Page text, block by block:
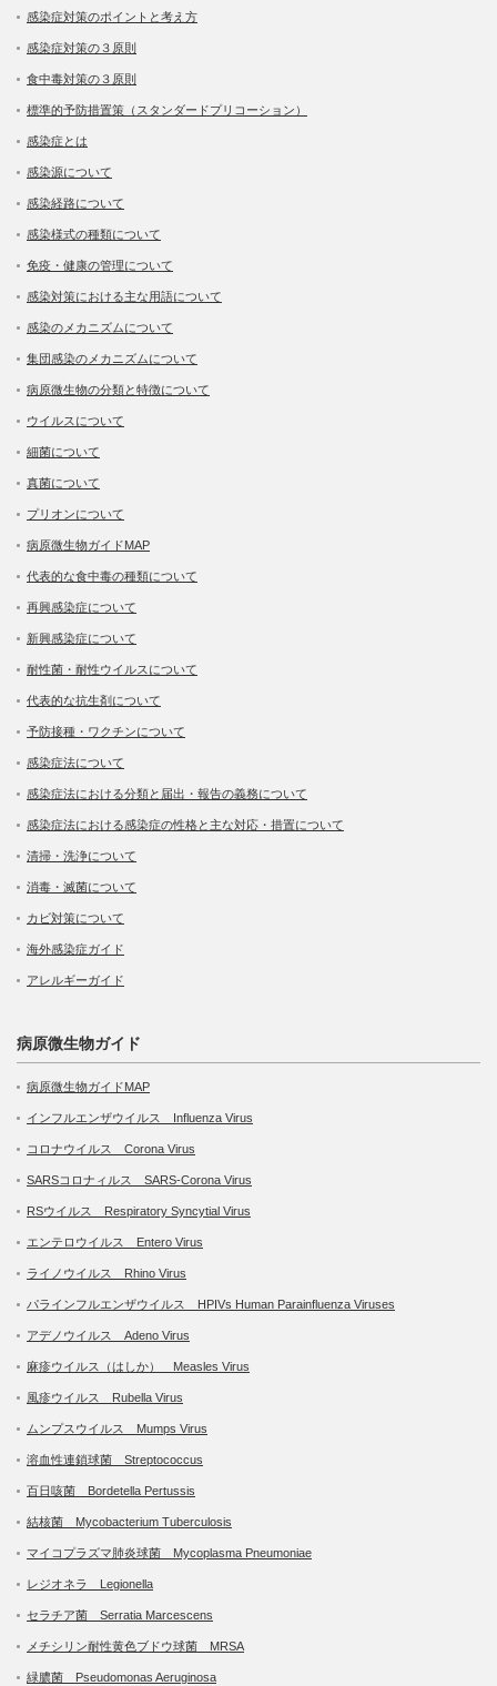
感染症対策のポイントと考え方
感染症対策の３原則
食中毒対策の３原則
標準的予防措置策（スタンダードプリコーション）
感染症とは
感染源について
感染経路について
感染様式の種類について
免疫・健康の管理について
感染対策における主な用語について
感染のメカニズムについて
集団感染のメカニズムについて
病原微生物の分類と特徴について
ウイルスについて
細菌について
真菌について
プリオンについて
病原微生物ガイドMAP
代表的な食中毒の種類について
再興感染症について
新興感染症について
耐性菌・耐性ウイルスについて
代表的な抗生剤について
予防接種・ワクチンについて
感染症法について
感染症法における分類と届出・報告の義務について
感染症法における感染症の性格と主な対応・措置について
清掃・洗浄について
消毒・滅菌について
カビ対策について
海外感染症ガイド
アレルギーガイド
病原微生物ガイド
病原微生物ガイドMAP
インフルエンザウイルス Influenza Virus
コロナウイルス Corona Virus
SARSコロナィルス SARS-Corona Virus
RSウイルス Respiratory Syncytial Virus
エンテロウイルス Entero Virus
ライノウイルス Rhino Virus
パラインフルエンザウイルス HPIVs Human Parainfluenza Viruses
アデノウイルス Adeno Virus
麻疹ウイルス（はしか） Measles Virus
風疹ウイルス Rubella Virus
ムンプスウイルス Mumps Virus
溶血性連鎖球菌 Streptococcus
百日咳菌 Bordetella Pertussis
結核菌 Mycobacterium Tuberculosis
マイコプラズマ肺炎球菌 Mycoplasma Pneumoniae
レジオネラ Legionella
セラチア菌 Serratia Marcescens
メチシリン耐性黄色ブドウ球菌 MRSA
緑膿菌 Pseudomonas Aeruginosa